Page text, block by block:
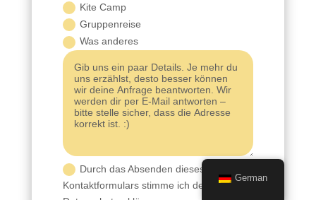
Kite Camp
Gruppenreise
Was anderes
Durch das Absenden dieses
Kontaktformulars stimme ich der
German